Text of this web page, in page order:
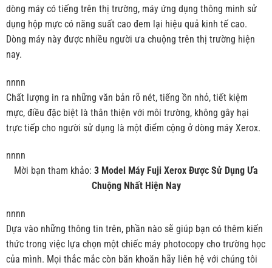
dòng máy có tiếng trên thị trường, máy ứng dụng thông minh sử
dụng hộp mực có năng suất cao đem lại hiệu quả kinh tế cao.
Dòng máy này được nhiều người ưa chuộng trên thị trường hiện
nay.
nnnn
Chất lượng in ra những văn bản rõ nét, tiếng ồn nhỏ, tiết kiệm
mực, điều đặc biệt là thân thiện với môi trường, không gây hại
trực tiếp cho người sử dụng là một điểm cộng ở dòng máy Xerox.
nnnn
Mời bạn tham khảo: 3 Model Máy Fuji Xerox Được Sử Dụng Ưa
Chuộng Nhất Hiện Nay
nnnn
Dựa vào những thông tin trên, phần nào sẽ giúp bạn có thêm kiến
thức trong việc lựa chọn một chiếc máy photocopy cho trường học
của mình. Mọi thắc mắc còn băn khoăn hãy liên hệ với chúng tôi